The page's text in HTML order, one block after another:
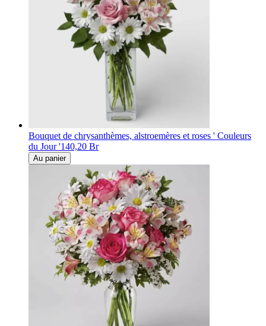
Bouquet de chrysanthèmes, alstroemères et roses ' Couleurs
du Jour '140,20 Br
Au panier